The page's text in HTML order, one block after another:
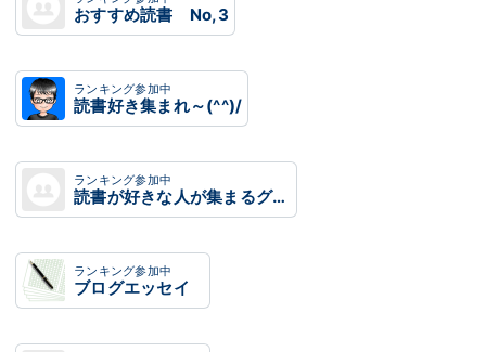
おすすめ読書 No,3
ランキング参加中
読書好き集まれ～(^^)/
ランキング参加中
読書が好きな人が集まるグループ
ランキング参加中
ブログエッセイ